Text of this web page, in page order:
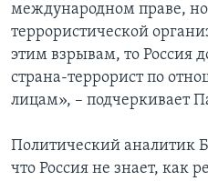
международном праве, но
террористической
этим взрывам, то Россия
страна-террорист по
лицам», – подчеркивает
Политический аналитик
что Россия не знает, как